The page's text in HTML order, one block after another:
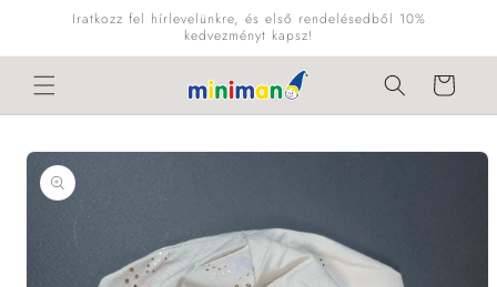
Ugrás aIratkozz fel hírlevelünkre, és első rendelésedből 10%
kedvezményt kapsz!
Kosár
Kihagyás, és
ugrás a
termékadatokra